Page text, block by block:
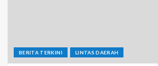
BERITA TERKINI LINTAS DAERAH